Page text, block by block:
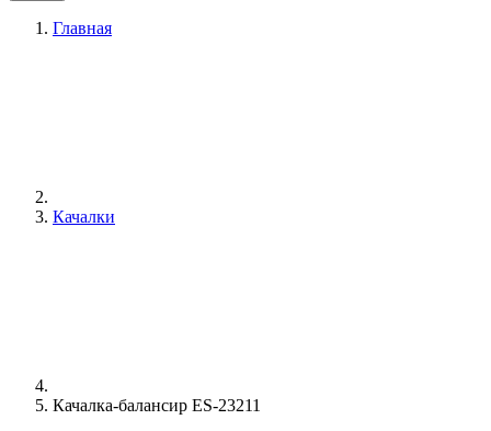
Главная
Качалки
Качалка-балансир ES-23211